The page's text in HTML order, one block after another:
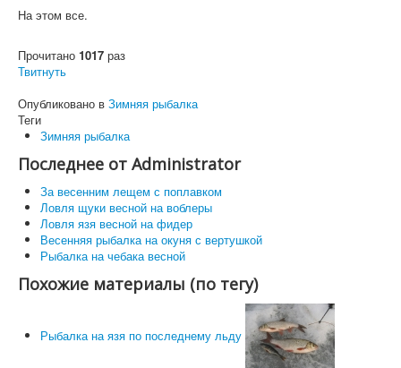
На этом все.
Прочитано 1017 раз
Твитнуть
Опубликовано в Зимняя рыбалка
Теги
Зимняя рыбалка
Последнее от Administrator
За весенним лещем с поплавком
Ловля щуки весной на воблеры
Ловля язя весной на фидер
Весенняя рыбалка на окуня с вертушкой
Рыбалка на чебака весной
Похожие материалы (по тегу)
Рыбалка на язя по последнему льду